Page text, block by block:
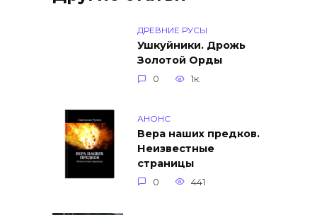
ДРЕВНИЕ РУСЫ
Ушкуйники. Дрожь
Золотой Орды
0 1к.
АНОНС
Вера наших предков.
Неизвестные
страницы
0 441